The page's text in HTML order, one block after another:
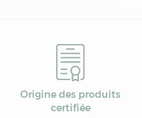
Origine des produits
certifiée